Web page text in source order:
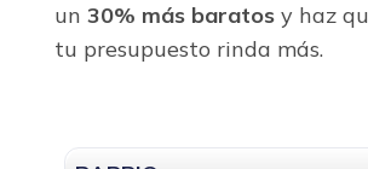
un30% más baratos y haz
tu presupuesto rinda más.